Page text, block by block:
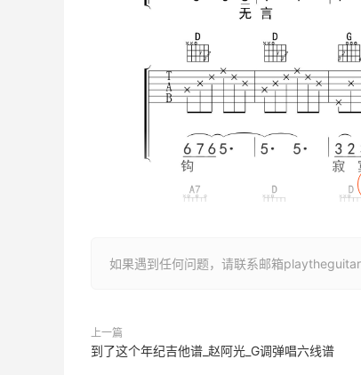
如果遇到任何问题，请联系邮箱
上一篇
到了这个年纪吉他谱_赵阿光_G调弹唱六线谱